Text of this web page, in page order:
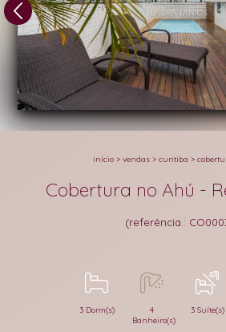
início > vendas > curitiba >
Cobertura no Ahú -
(referência.:
3 Dorm(s)
4
Banheiro(s)
3 Suíte(s)